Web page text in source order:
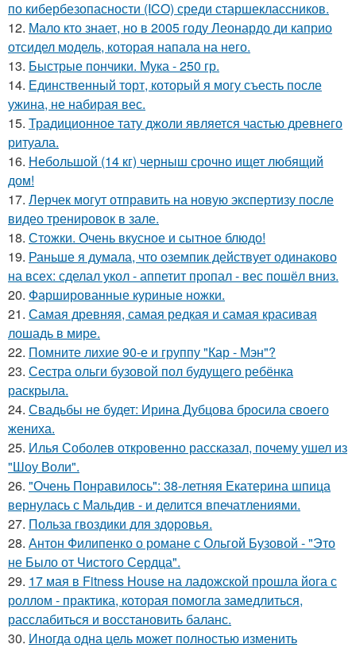
по кибербезопасности (ICO) среди старшеклассников.
12. Мало кто знает, но в 2005 году Леонардо ди каприо
отсидел модель, которая напала на него.
13. Быстрые пончики. Мука - 250 гр.
14. Единственный торт, который я могу съесть после
ужина, не набирая вес.
15. Традиционное тату джоли является частью древнего
ритуала.
16. Небольшой (14 кг) черныш срочно ищет любящий
дом!
17. Лерчек могут отправить на новую экспертизу после
видео тренировок в зале.
18. Стожки. Очень вкусное и сытное блюдо!
19. Раньше я думала, что оземпик действует одинаково
на всех: сделал укол - аппетит пропал - вес пошёл вниз.
20. Фаршированные куриные ножки.
21. Самая древняя, самая редкая и самая красивая
лошадь в мире.
22. Помните лихие 90-е и группу "Кар - Мэн"?
23. Сестра ольги бузовой пол будущего ребёнка
раскрыла.
24. Свадьбы не будет: Ирина Дубцова бросила своего
жениха.
25. Илья Соболев откровенно рассказал, почему ушел из
"Шоу Воли".
26. "Очень Понравилось": 38-летняя Екатерина шпица
вернулась с Мальдив - и делится впечатлениями.
27. Польза гвоздики для здоровья.
28. Антон Филипенко о романе с Ольгой Бузовой - "Это
не Было от Чистого Сердца".
29. 17 мая в Fitness House на ладожской прошла йога с
роллом - практика, которая помогла замедлиться,
расслабиться и восстановить баланс.
30. Иногда одна цель может полностью изменить